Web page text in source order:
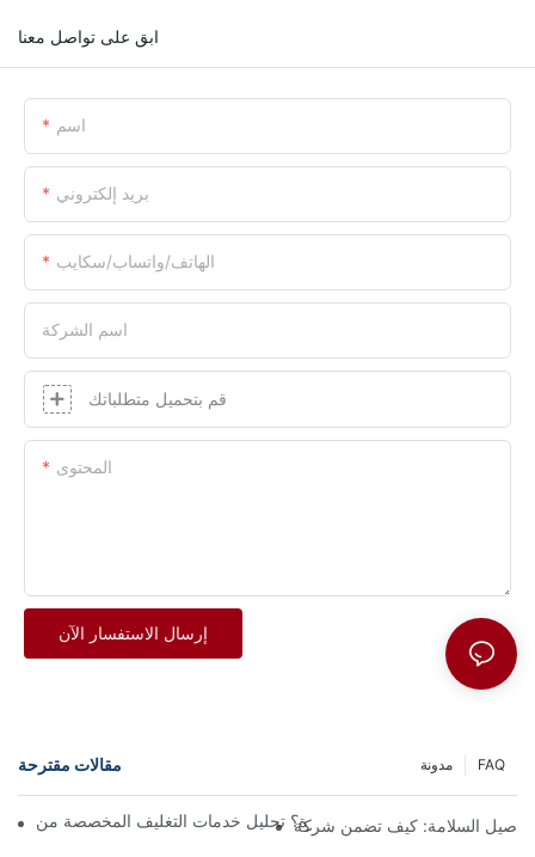
ابق على تواصل معنا
اسم
بريد إلكتروني
الهاتف/واتساب/سكايب
اسم الشركة
قم بتحميل متطلباتك
المحتوى
إرسال الاستفسار الآن
مقالات مقترحة FAQ مدونة